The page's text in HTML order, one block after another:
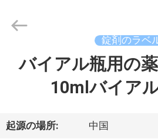
ロ
2017
Industry
錠剤のラベ
バイアル瓶用の
10mlバイア
起源の場所: 中国